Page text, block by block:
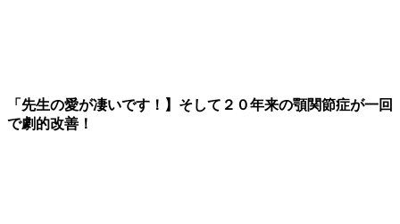
「先生の愛が凄いです！】そして２０年来の顎関節症が一回
で劇的改善！